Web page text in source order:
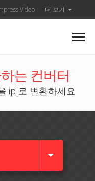
Video 더 보기
는 컨버터
ipl로 변환하세요